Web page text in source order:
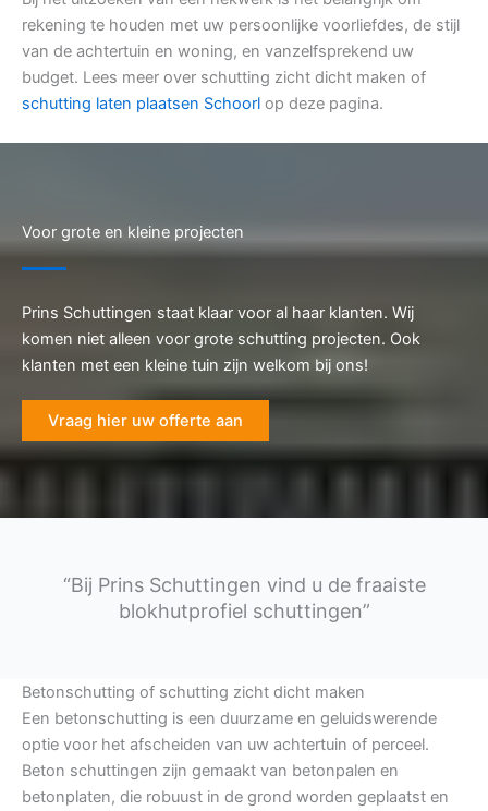
rekening te houden met uw persoonlijke voorliefdes, de stijl
van de achtertuin en woning, en vanzelfsprekend uw
budget. Lees meer over schutting zicht dicht maken of
schutting laten plaatsen Schoorl op deze pagina.
Voor grote en kleine projecten
Prins Schuttingen staat klaar voor al haar klanten. Wij
komen niet alleen voor grote schutting projecten. Ook
klanten met een kleine tuin zijn welkom bij ons!
Vraag hier uw offerte aan
“Bij Prins Schuttingen vind u de fraaiste
blokhutprofiel schuttingen”
Betonschutting of schutting zicht dicht maken
Een betonschutting is een duurzame en geluidswerende
optie voor het afscheiden van uw achtertuin of perceel.
Beton schuttingen zijn gemaakt van betonpalen en
betonplaten, die robuust in de grond worden geplaatst en